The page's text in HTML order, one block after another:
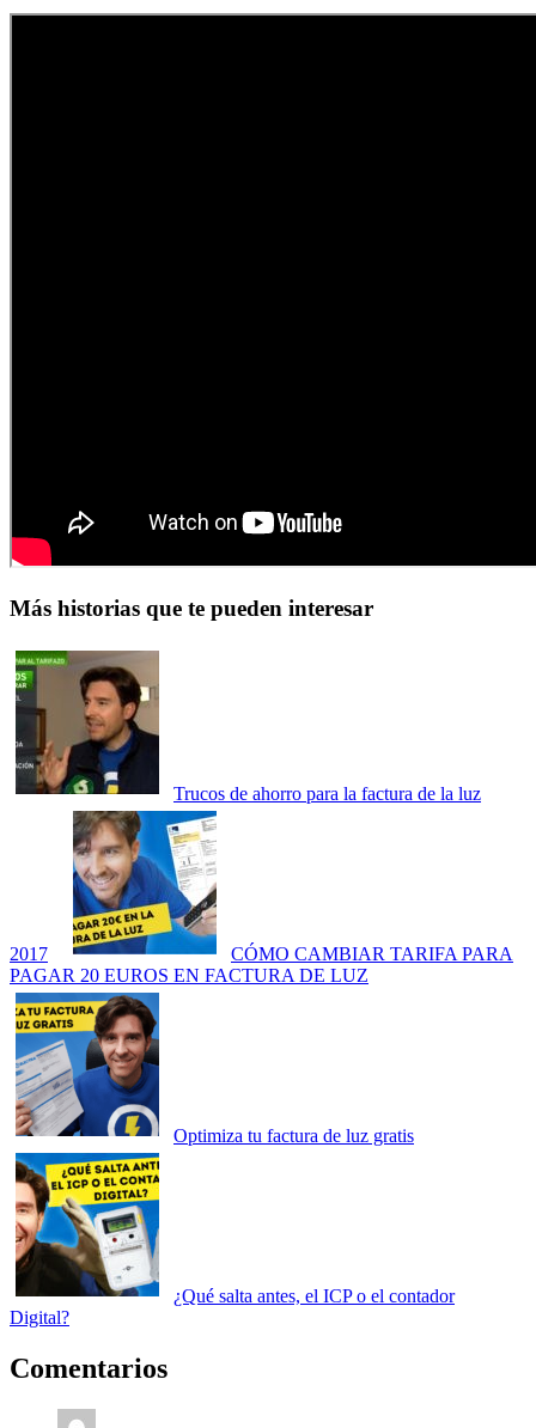
Más historias que te pueden interesar
Trucos de ahorro para la factura de la luz
2017
CÓMO CAMBIAR TARIFA PARA
PAGAR 20 EUROS EN FACTURA DE LUZ
Optimiza tu factura de luz gratis
¿Qué salta antes, el ICP o el contador
Digital?
Comentarios